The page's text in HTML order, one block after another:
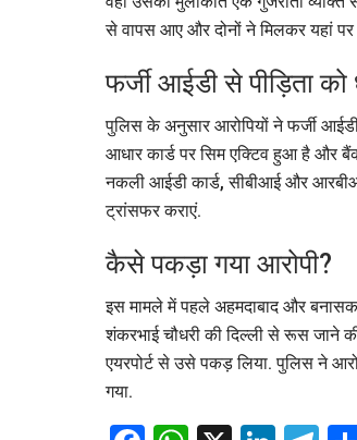
से वापस आए और दोनों ने मिलकर यहां
फर्जी आईडी से पीड़िता को
पुलिस के अनुसार आरोपियों ने फर्जी
आधार कार्ड पर सिम एक्टिव हुआ है और
नकली आईडी कार्ड, सीबीआई और
ट्रांसफर कराएं.
कैसे पकड़ा गया आरोपी?
इस मामले में पहले अहमदाबाद और
शंकरभाई चौधरी की दिल्ली से रूस जाने
एयरपोर्ट से उसे पकड़ लिया. पुलिस ने
गया.